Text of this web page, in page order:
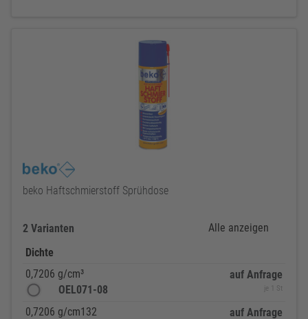
beko Haftschmierstoff Sprühdose
2 Varianten
Alle anzeigen
Dichte
0,7206 g/cm³
OEL071-08
auf Anfrage
je 1 St
0,7206 g/cm132 auf Anfrage